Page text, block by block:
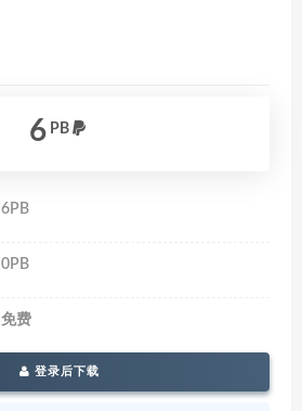
6 PB
6PB
0PB
免费
登录后下载